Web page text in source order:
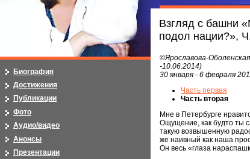
Взгляд с башни
подол нации?»,
©Ярославова-
-10.06.2014)
30 января - 6 февраля
Часть первая
Часть вторая
Мне в Петербурге
Ощущение, как будто ты
такую возвышенную
же наивный как наша
Он весь «глаза
Биография
Достижения
Публикации
Фото
Аудио/видео
Анонсы
Презентации